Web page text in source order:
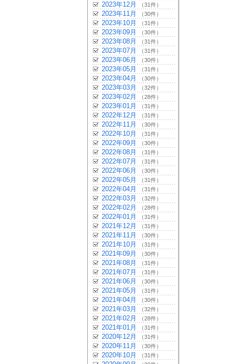
2023年12月 （31件）
2023年11月 （30件）
2023年10月 （31件）
2023年09月 （30件）
2023年08月 （31件）
2023年07月 （31件）
2023年06月 （30件）
2023年05月 （31件）
2023年04月 （30件）
2023年03月 （32件）
2023年02月 （28件）
2023年01月 （31件）
2022年12月 （31件）
2022年11月 （30件）
2022年10月 （31件）
2022年09月 （30件）
2022年08月 （31件）
2022年07月 （31件）
2022年06月 （30件）
2022年05月 （31件）
2022年04月 （31件）
2022年03月 （32件）
2022年02月 （28件）
2022年01月 （31件）
2021年12月 （31件）
2021年11月 （30件）
2021年10月 （31件）
2021年09月 （30件）
2021年08月 （31件）
2021年07月 （31件）
2021年06月 （30件）
2021年05月 （31件）
2021年04月 （30件）
2021年03月 （32件）
2021年02月 （28件）
2021年01月 （31件）
2020年12月 （31件）
2020年11月 （30件）
2020年10月 （31件）